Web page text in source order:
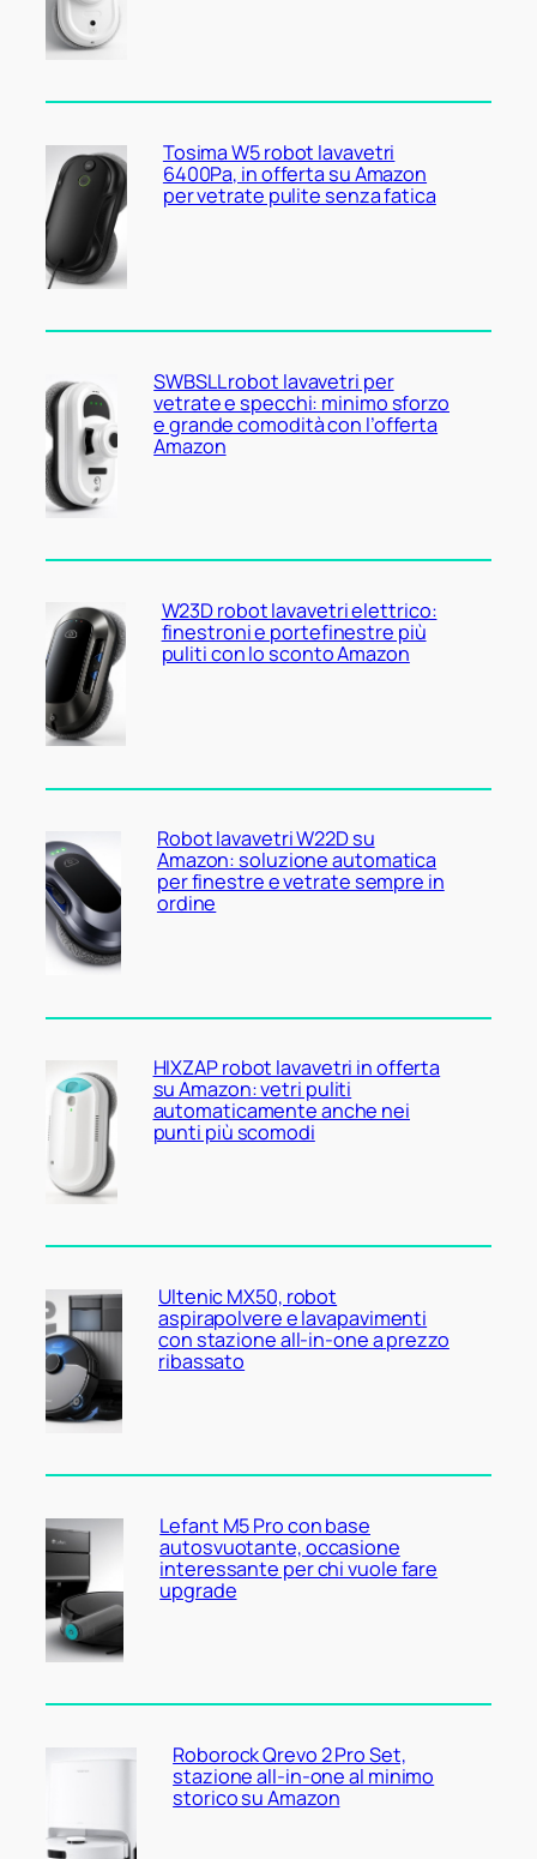
Tosima W5 robot lavavetri
6400Pa, in offerta su Amazon
per vetrate pulite senza fatica
SWBSLL robot lavavetri per
vetrate e specchi: minimo sforzo
e grande comodità con l’offerta
Amazon
W23D robot lavavetri elettrico:
finestroni e portefinestre più
puliti con lo sconto Amazon
Robot lavavetri W22D su
Amazon: soluzione automatica
per finestre e vetrate sempre in
ordine
HIXZAP robot lavavetri in offerta
su Amazon: vetri puliti
automaticamente anche nei
punti più scomodi
Ultenic MX50, robot
aspirapolvere e lavapavimenti
con stazione all-in-one a prezzo
ribassato
Lefant M5 Pro con base
autosvuotante, occasione
interessante per chi vuole fare
upgrade
Roborock Qrevo 2 Pro Set,
stazione all-in-one al minimo
storico su Amazon